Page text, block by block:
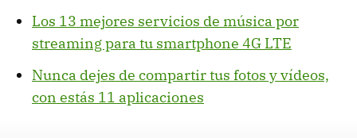
Los 13 mejores servicios de música por
streaming para tu smartphone 4G LTE
Nunca dejes de compartir tus fotos y vídeos,
con estás 11 aplicaciones